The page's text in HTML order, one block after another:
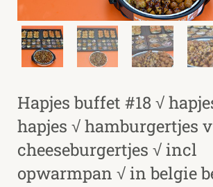
Hapjes buffet #18 √
hapjes √ hamburgertjes v
cheeseburgertjes √ incl
opwarmpan √ in belgie